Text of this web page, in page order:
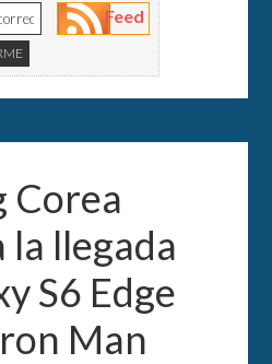
Feed
Corea
llegada
S6 Edge
Man